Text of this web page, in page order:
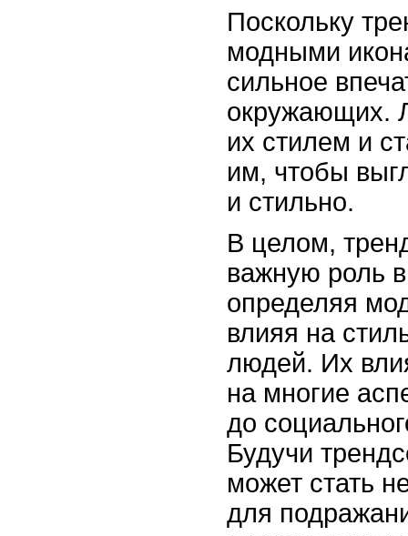
Поскольку
модными
сильное
окружающих.
их стилем и
им, чтобы
и стильно.
В целом,
важную роль
определяя
влияя на
людей. Их
на многие
до
Будучи
может стать
для